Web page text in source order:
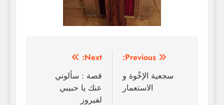
تصفّح
المقالات
Previous:
سجعية الإخْوة و
الاستعمار
Next:
قصة : سألوني
عنك يا حبيبي
لفيروز